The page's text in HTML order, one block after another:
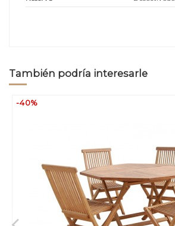
También podría interesarle
-40%